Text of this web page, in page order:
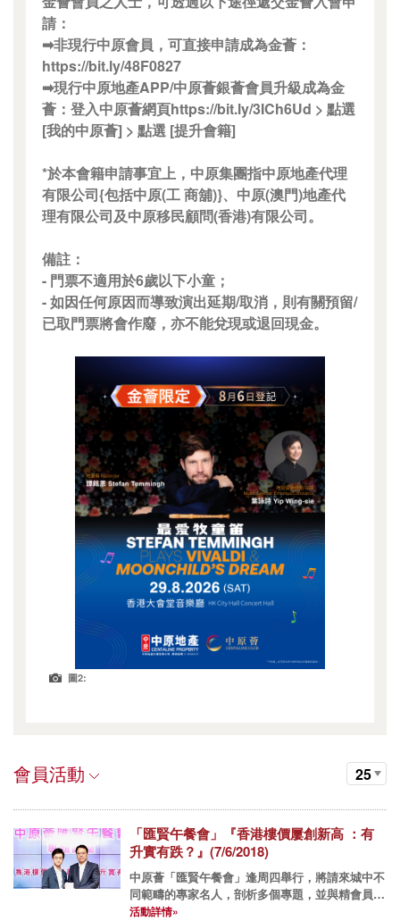
請：
➡非現行中原會員，可直接申請成為金薈：
https://bit.ly/48F0827
➡現行中原地產APP/中原薈銀薈會員升級成為金
薈：登入中原薈網頁https://bit.ly/3ICh6Ud > 點選
[我的中原薈] > 點選 [提升會籍]
*於本會籍申請事宜上，中原集團指中原地產代理
有限公司{包括中原(工 商舖)}、中原(澳門)地產代
理有限公司及中原移民顧問(香港)有限公司。
備註：
- 門票不適用於6歲以下小童；
- 如因任何原因而導致演出延期/取消，則有關預留/
已取門票將會作廢，亦不能兌現或退回現金。
圖2:
會員活動 25
「匯賢午餐會」『香港樓價屢創新高 ：有
升實有跌？』(7/6/2018)
中原薈「匯賢午餐會」逢周四舉行，將請來城中不
同範疇的專家名人，剖析多個專題，並與精會員們
享用佳餚，互相交流經驗。 2018年午餐會： 6月7
活動詳情»